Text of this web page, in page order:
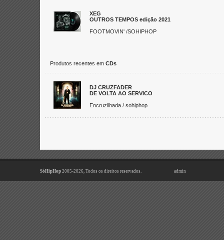
XEG
OUTROS TEMPOS edição 2021
FOOTMOVIN' /SOHIPHOP
Produtos recentes em CDs
DJ CRUZFADER
DE VOLTA AO SERVICO
Encruzilhada / sohiphop
SóHipHop 2005-2026, Todos os direitos reservados. admin